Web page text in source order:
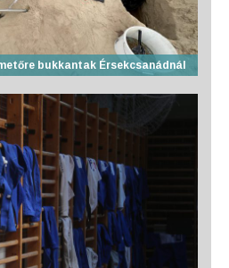
bukkantak Érsekcsanádnál